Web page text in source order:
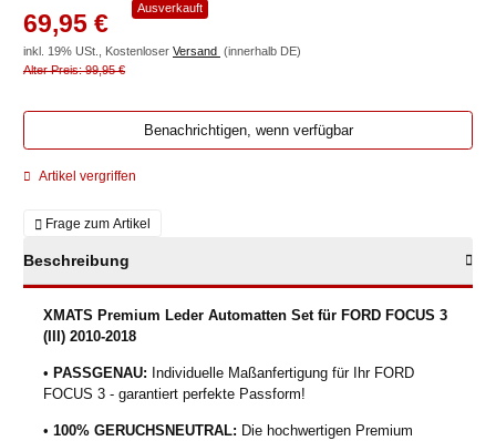
Ausverkauft
69,95 €
inkl. 19% USt., Kostenloser Versand (innerhalb DE)
Alter Preis: 99,95 €
Benachrichtigen, wenn verfügbar
Artikel vergriffen
Frage zum Artikel
Beschreibung
XMATS Premium Leder Automatten Set für FORD FOCUS 3
(III) 2010-2018
• PASSGENAU: Individuelle Maßanfertigung für Ihr FORD
FOCUS 3 - garantiert perfekte Passform!
• 100% GERUCHSNEUTRAL: Die hochwertigen Premium